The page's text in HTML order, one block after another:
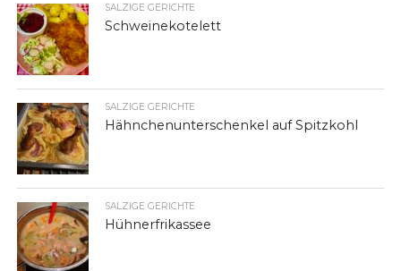
SALZIGE GERICHTE
Schweinekotelett
SALZIGE GERICHTE
Hähnchenunterschenkel auf Spitzkohl
SALZIGE GERICHTE
Hühnerfrikassee